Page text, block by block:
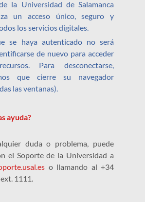
la Universidad de Salamanca
un acceso único, seguro y
los servicios digitales.
se haya autenticado no será
de nuevo para acceder
Para desconectarse,
que cierre su navegador
las ventanas).
ayuda?
duda o problema, puede
el Soporte de la Universidad a
o llamando al +34
1111.